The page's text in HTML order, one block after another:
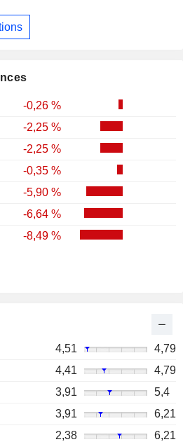
-0,26 %
-2,25 %
-2,25 %
-0,35 %
-5,90 %
-6,64 %
-8,49 %
4,51
4,79
4,41
4,79
3,91
5,4
3,91
6,21
2,38
6,21